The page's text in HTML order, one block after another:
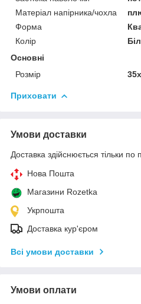
Матеріал напірника/чохла
Форма
Колір
Основні
Розмір
Приховати
Умови доставки
Доставка здійснюється тільки по
Нова Пошта
Магазини Rozetka
Укрпошта
Доставка кур'єром
Всі умови доставки
Умови оплати